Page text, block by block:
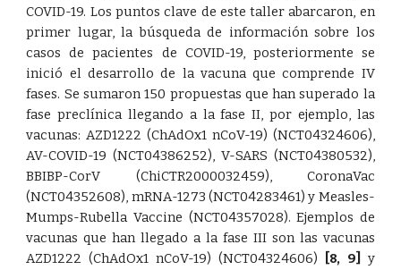
COVID-19. Los puntos clave de este taller abarcaron, en
primer lugar, la búsqueda de información sobre los
casos de pacientes de COVID-19, posteriormente se
inició el desarrollo de la vacuna que comprende IV
fases. Se sumaron 150 propuestas que han superado la
fase preclínica llegando a la fase II, por ejemplo, las
vacunas: AZD1222 (ChAdOx1 nCoV-19) (NCT04324606),
AV-COVID-19 (NCT04386252), V-SARS (NCT04380532),
BBIBP-CorV (ChiCTR2000032459), CoronaVac
(NCT04352608), mRNA-1273 (NCT04283461) y Measles-
Mumps-Rubella Vaccine (NCT04357028). Ejemplos de
vacunas que han llegado a la fase III son las vacunas
AZD1222 (ChAdOx1 nCoV-19) (NCT04324606)
[8, 9]
y